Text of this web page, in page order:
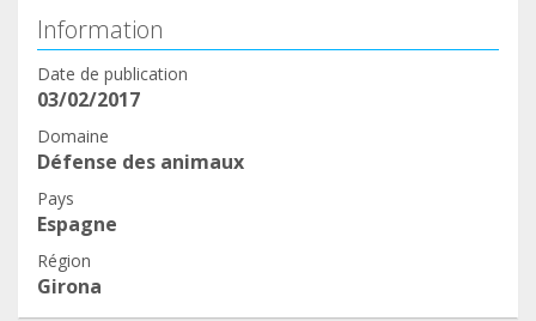
Information
Date de publication
03/02/2017
Domaine
Défense des animaux
Pays
Espagne
Région
Girona